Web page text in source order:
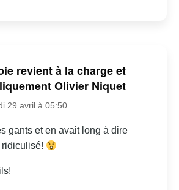
revient à la charge et
Olivier Niquet
29 avril à 05:50
gants et en avait long à dire